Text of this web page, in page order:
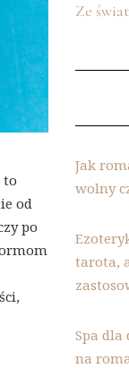
to
od
po
Ze
Jak
wolny
tarota,
Spa dla
na